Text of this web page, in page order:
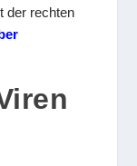
der rechten